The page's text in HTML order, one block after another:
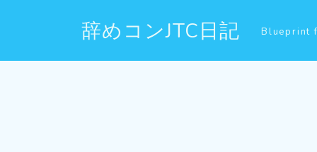
辞めコンJTC日記 Blueprint